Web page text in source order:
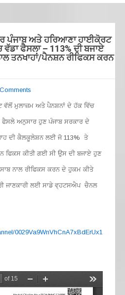
ਪੰਜਾਬ ਅਤੇ ਹਰਿਆਣਾ ਹਾਈਕੋਰਟ
ਵੱਡਾ ਫੈਸਲਾ – 113% ਦੀ ਬਜਾਏ
ਤਨਖਾਹਾਂ/ਪੈਨਸ਼ਨ ਰੀਫਿਕਸ ਕਰਨ
ਵੱਲੋਂ ਮੁਲਾਜ਼ਮ ਅਤੇ ਪੈਨਸ਼ਨਾਂ ਦੇ ਹੱਕ ਵਿੱਚ
ਅਨੁਸਾਰ ਹੁਣ ਪੰਜਾਬ ਸਰਕਾਰ ਦੇ
ਦੀ ਕੈਲਕੂਲੇਸ਼ਨ ਲਈ ਜੋ 113% ਤੇ
ਫਿਕਸ ਕੀਤੀ ਗਈ ਸੀ ਉਸ ਦੀ ਬਜਾਏ ਹੁਣ
ਨਾਲ ਰੀਫਿਕਸ ਕਰਨ ਦੇ ਹੁਕਮ ਕੀਤੇ
ਜਾਣਕਾਰੀ ਲਈ ਸਾਡੇ ਵ੍ਹਟਸਐਪ ਚੈਨਲ
0029Va9WnVhCnA7xBdErUx1